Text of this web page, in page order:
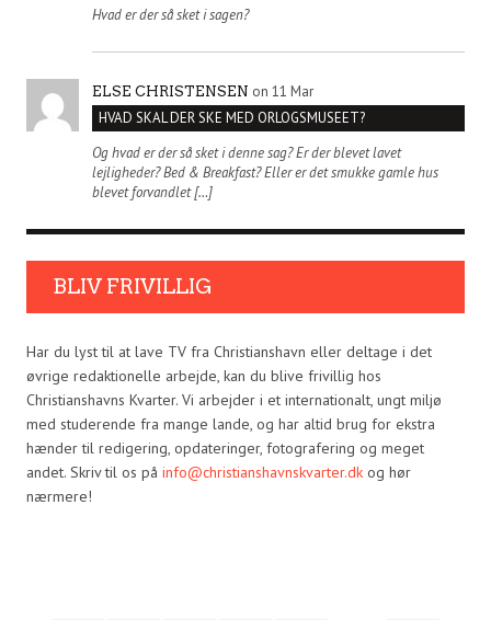
Hvad er der så sket i sagen?
ELSE CHRISTENSEN on 11 Mar
HVAD SKAL DER SKE MED ORLOGSMUSEET?
Og hvad er der så sket i denne sag? Er der blevet lavet
lejligheder? Bed & Breakfast? Eller er det smukke gamle hus
blevet forvandlet […]
BLIV FRIVILLIG
Har du lyst til at lave TV fra Christianshavn eller deltage i det
øvrige redaktionelle arbejde, kan du blive frivillig hos
Christianshavns Kvarter. Vi arbejder i et internationalt, ungt miljø
med studerende fra mange lande, og har altid brug for ekstra
hænder til redigering, opdateringer, fotografering og meget
andet. Skriv til os på info@christianshavnskvarter.dk og hør
nærmere!